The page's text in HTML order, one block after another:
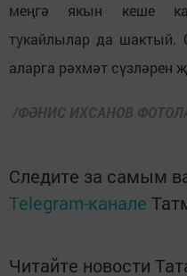
меңгә якын кеше
тукайлылар да шактый.
аларга рәхмәт сүзләрен
/ФӘНИС ИХСАНОВ
Следите за самым
Telegram-канале
Читайте новости